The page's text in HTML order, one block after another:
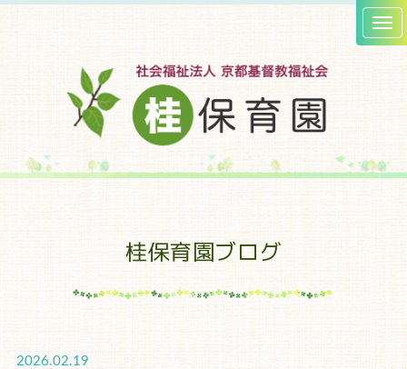
桂保育園ブログ
2026.02.19